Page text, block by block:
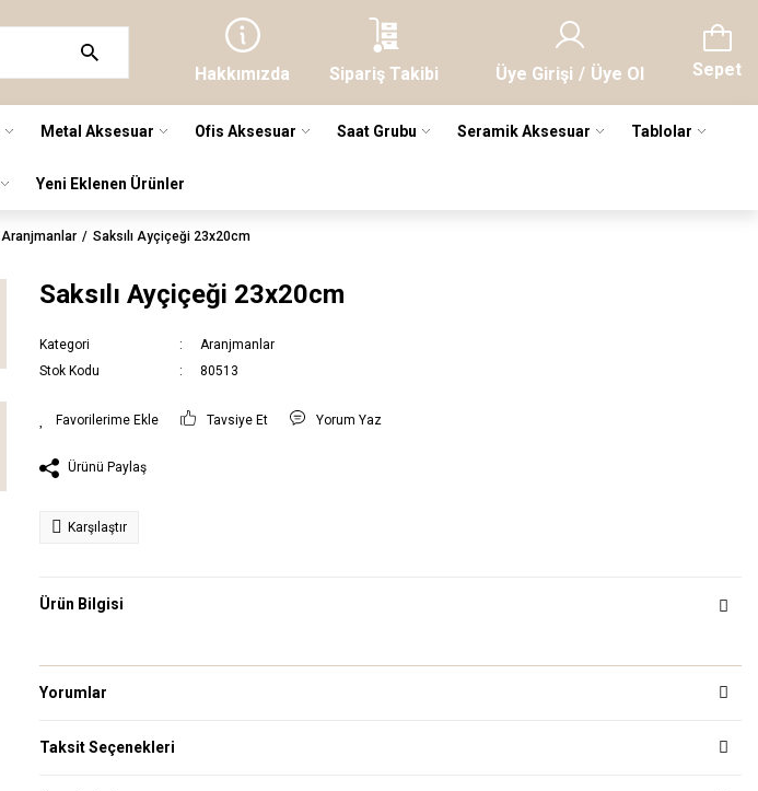
Hakkımızda Sipariş Takibi Üye Girişi / Üye Ol Sepet
Metal Aksesuar Ofis Aksesuar Saat Grubu Seramik Aksesuar Tablolar
Yeni Eklenen Ürünler
Aranjmanlar Saksılı Ayçiçeği 23x20cm
Saksılı Ayçiçeği 23x20cm
Kategori
Aranjmanlar
Stok Kodu
80513
Tavsiye Et Yorum Yaz
Ürünü Paylaş
Karşılaştır
Ürün Bilgisi
Yorumlar
Taksit Seçenekleri